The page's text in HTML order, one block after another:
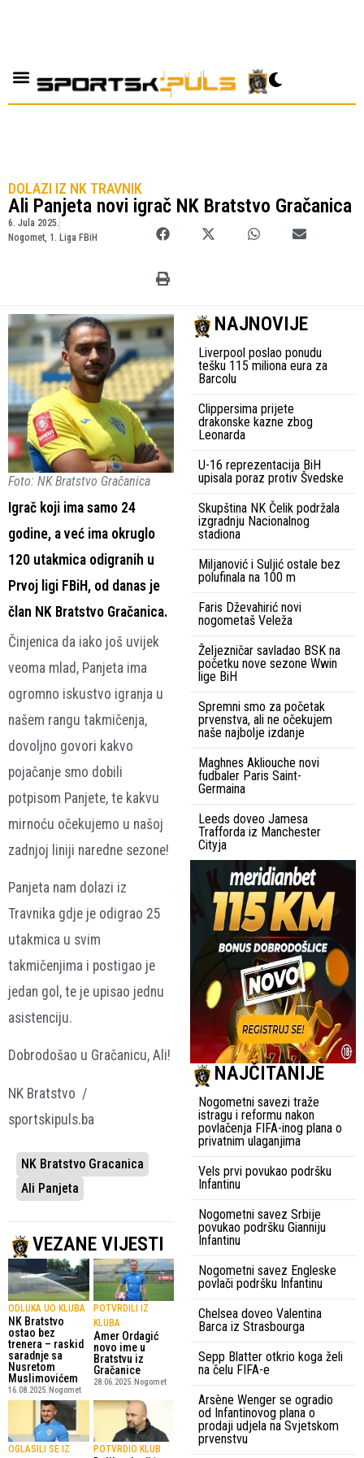
DOLAZI IZ NK TRAVNIK
Ali Panjeta novi igrač NK Bratstvo Gračanica
6. Jula 2025.
Nogomet 1. Liga FBiH
Foto: NK Bratstvo Gračanica
Igrač koji ima samo 24
godine, a već ima okruglo
120 utakmica odigranih u
Prvoj ligi FBiH, od danas je
član NK Bratstvo Gračanica.
Činjenica da iako još uvijek
veoma mlad, Panjeta ima
ogromno iskustvo igranja u
našem rangu takmičenja,
dovoljno govori kakvo
pojačanje smo dobili
potpisom Panjete, te kakvu
mirnoću očekujemo u našoj
zadnjoj liniji naredne sezone!
Panjeta nam dolazi iz
Travnika gdje je odigrao 25
utakmica u svim
takmičenjima i postigao je
jedan gol, te je upisao jednu
asistenciju.
Dobrodošao u Gračanicu, Ali!
NK Bratstvo /
sportskipuls.ba
NK Bratstvo Gracanica
Ali Panjeta
VEZANE VIJESTI
ODLUKA UO KLUBA
NK Bratstvo
ostao bez
trenera – raskid
saradnje sa
Nusretom
Muslimovićem
16.08.2025. Nogomet
POTVRDILI IZ
KLUBA
Amer Ordagić
novo ime u
Bratstvu iz
Gračanice
28.06.2025. Nogomet
OGLASILI SE IZ POTVRDIO KLUB
NAJNOVIJE
Liverpool poslao ponudu
tešku 115 miliona eura za
Barcolu
Clippersima prijete
drakonske kazne zbog
Leonarda
U-16 reprezentacija BiH
upisala poraz protiv Švedske
Skupština NK Čelik podržala
izgradnju Nacionalnog
stadiona
Miljanović i Suljić ostale bez
polufinala na 100 m
Faris Dževahirić novi
nogometaš Veleža
Željezničar savladao BSK na
početku nove sezone Wwin
lige BiH
Spremni smo za početak
prvenstva, ali ne očekujem
naše najbolje izdanje
Maghnes Akliouche novi
fudbaler Paris Saint-
Germaina
Leeds doveo Jamesa
Trafforda iz Manchester
Cityja
NAJČITANIJE
Nogometni savezi traže
istragu i reformu nakon
povlačenja FIFA-inog plana o
privatnim ulaganjima
Vels prvi povukao podršku
Infantinu
Nogometni savez Srbije
povukao podršku Gianniju
Infantinu
Nogometni savez Engleske
povlači podršku Infantinu
Chelsea doveo Valentina
Barca iz Strasbourga
Sepp Blatter otkrio koga želi
na čelu FIFA-e
Arsène Wenger se ogradio
od Infantinovog plana o
prodaji udjela na Svjetskom
prvenstvu